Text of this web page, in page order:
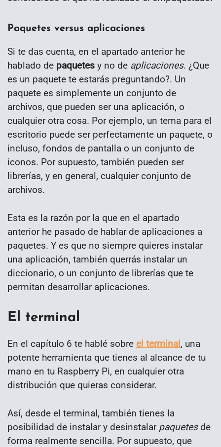
Paquetes versus aplicaciones
Si te das cuenta, en el apartado anterior he
hablado de paquetes y no de aplicaciones. ¿Que
es un paquete te estarás preguntando?. Un
paquete es simplemente un conjunto de
archivos, que pueden ser una aplicación, o
cualquier otra cosa. Por ejemplo, un tema para el
escritorio puede ser perfectamente un paquete, o
incluso, fondos de pantalla o un conjunto de
iconos. Por supuesto, también pueden ser
librerías, y en general, cualquier conjunto de
archivos.
Esta es la razón por la que en el apartado
anterior he pasado de hablar de aplicaciones a
paquetes. Y es que no siempre quieres instalar
una aplicación, también querrás instalar un
diccionario, o un conjunto de librerías que te
permitan desarrollar aplicaciones.
El terminal
En el capítulo 6 te hablé sobre el terminal, una
potente herramienta que tienes al alcance de tu
mano en tu Raspberry Pi, en cualquier otra
distribución que quieras considerar.
Así, desde el terminal, también tienes la
posibilidad de instalar y desinstalar paquetesde
forma realmente sencilla. Por supuesto, que